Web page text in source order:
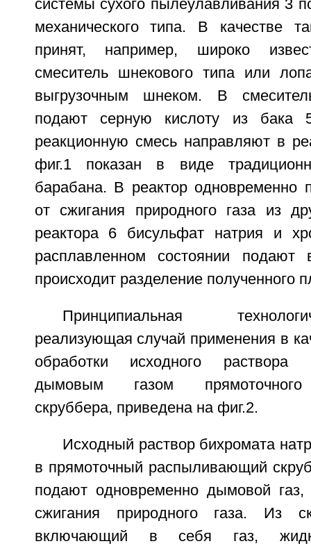
системы сухого пылеулавливания 3
механического типа. В качестве
принят, например, широко
смеситель шнекового типа или
выгрузочным шнеком. В
подают серную кислоту из бака
реакционную смесь направляют в
фиг.1 показан в виде
барабана. В реактор одновременно
от сжигания природного газа из
реактора 6 бисульфат натрия и
расплавленном состоянии подают
происходит разделение полученного
Принципиальная
реализующая случай применения в
обработки исходного раствора
дымовым газом прямоточного
скруббера, приведена на фиг.2.
Исходный раствор бихромата
в прямоточный распыливающий
подают одновременно дымовой
сжигания природного газа. Из
включающий в себя газ,